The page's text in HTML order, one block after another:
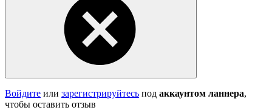
Войдите или зарегистрируйтесь под аккаунтом ланнера,
чтобы оставить отзыв